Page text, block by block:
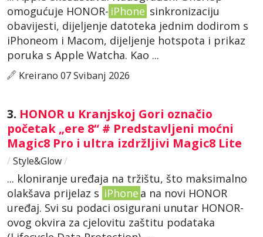
omogućuje HONOR- iPhone sinkronizaciju
obavijesti, dijeljenje datoteka jednim dodirom s
iPhoneom i Macom, dijeljenje hotspota i prikaz
poruka s Apple Watcha. Kao ...
Kreirano 07 Svibanj 2026
3. HONOR u Kranjskoj Gori označio
početak „ere 8“ # Predstavljeni moćni
Magic8 Pro i ultra izdržljivi Magic8 Lite
/ Style&Glow/
... kloniranje uređaja na tržištu, što maksimalno
olakšava prijelaz s iPhone a na novi HONOR
uređaj. Svi su podaci osigurani unutar HONOR-
ovog okvira za cjelovitu zaštitu podataka